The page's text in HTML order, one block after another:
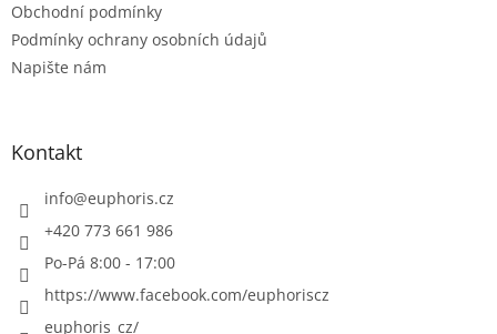
Obchodní podmínky
Podmínky ochrany osobních údajů
Napište nám
Kontakt
info@euphoris.cz
+420 773 661 986
Po-Pá 8:00 - 17:00
https://www.facebook.com/euphoriscz
euphoris_cz/